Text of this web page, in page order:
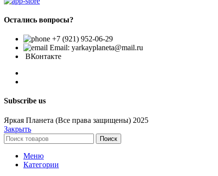
Остались вопросы?
+7 (921) 952-06-29
Email: yarkayplaneta@mail.ru
ВКонтакте
Subscribe us
Яркая Планета (Все права защищены) 2025
Закрыть
Поиск
Меню
Категории